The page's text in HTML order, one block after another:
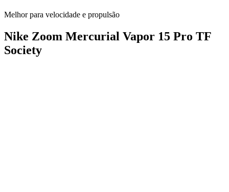
Melhor para velocidade e propulsão
Nike Zoom Mercurial Vapor 15 Pro TF
Society